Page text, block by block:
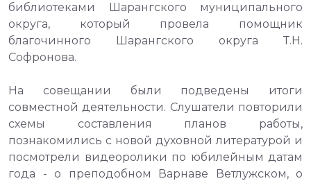
библиотеками Шарангского муниципального
округа, который провела помощник
благочинного Шарангского округа Т.Н.
Софронова.
На совещании были подведены итоги
совместной деятельности. Слушатели повторили
схемы составления планов работы,
познакомились с новой духовной литературой и
посмотрели видеоролики по юбилейным датам
года - о преподобном Варнаве Ветлужском, о